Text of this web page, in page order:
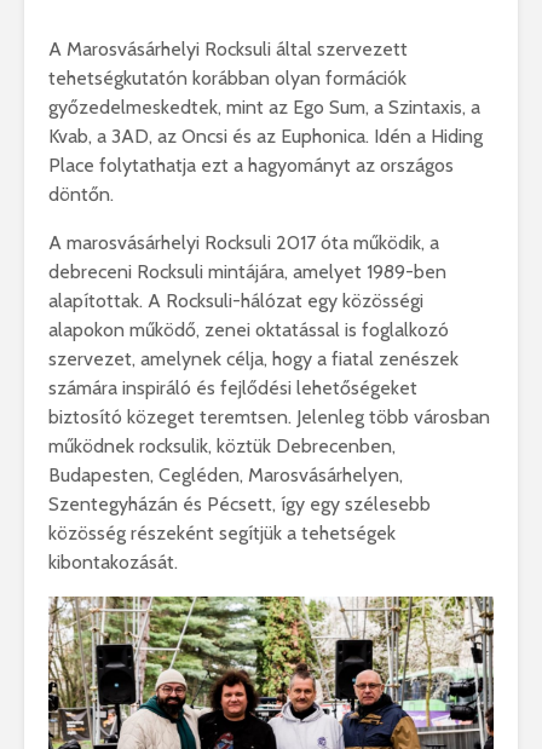
A Marosvásárhelyi Rocksuli által szervezett
tehetségkutatón korábban olyan formációk
győzedelmeskedtek, mint az Ego Sum, a Szintaxis, a
Kvab, a 3AD, az Oncsi és az Euphonica. Idén a Hiding
Place folytathatja ezt a hagyományt az országos
döntőn.
A marosvásárhelyi Rocksuli 2017 óta működik, a
debreceni Rocksuli mintájára, amelyet 1989-ben
alapítottak. A Rocksuli-hálózat egy közösségi
alapokon működő, zenei oktatással is foglalkozó
szervezet, amelynek célja, hogy a fiatal zenészek
számára inspiráló és fejlődési lehetőségeket
biztosító közeget teremtsen. Jelenleg több városban
működnek rocksulik, köztük Debrecenben,
Budapesten, Cegléden, Marosvásárhelyen,
Szentegyházán és Pécsett, így egy szélesebb
közösség részeként segítjük a tehetségek
kibontakozását.